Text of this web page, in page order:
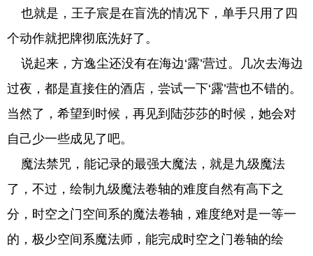
也就是，王子宸是在盲洗的情况下，单手只用了四
个动作就把牌彻底洗好了。
说起来，方逸尘还没有在海边‘露’营过。几次去海边
过夜，都是直接住的酒店，尝试一下‘露’营也不错的。
当然了，希望到时候，再见到陆莎莎的时候，她会对
自己少一些成见了吧。
魔法禁咒，能记录的最强大魔法，就是九级魔法
了，不过，绘制九级魔法卷轴的难度自然有高下之
分，时空之门空间系的魔法卷轴，难度绝对是一等一
的，极少空间系魔法师，能完成时空之门卷轴的绘